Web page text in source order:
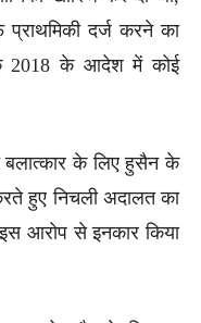
दर्ज करने का
2018 के आदेश में कोई
बलात्कार के लिए हुसैन के
हुए निचली अदालत का
आरोप से इनकार किया